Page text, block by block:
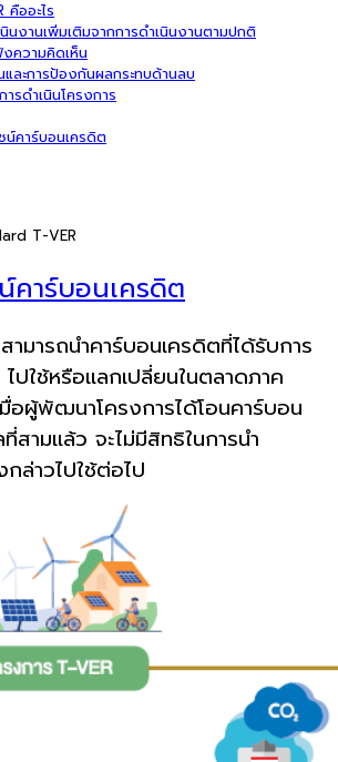
คืออะไร
นงานเพิ่มเติมจากการดำเนินงานตามปกติ
ความคิดเห็น
ะการป้องกันผลกระทบด้านลบ
รดำเนินโครงการ
น์คาร์บอนเครดิต
T-VER
คาร์บอนเครดิต
มารถนำคาร์บอนเครดิตที่ได้รับการ
ปใช้หรือแลกเปลี่ยนในตลาดภาค
อผู้พัฒนาโครงการได้โอนคาร์บอน
สามแล้ว จะไม่มีสิทธิในการนำ
ล่าวไปใช้ต่อไป